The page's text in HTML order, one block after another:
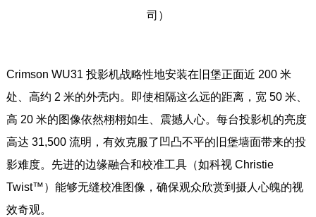
司）
Crimson WU31 投影机战略性地安装在旧堡正面近 200 米
处、高约 2 米的外壳内。即使相隔这么远的距离，宽 50 米、
高 20 米的图像依然栩栩如生、震撼人心。每台投影机的亮度
高达 31,500 流明，有效克服了凹凸不平的旧堡墙面带来的投
影难度。先进的边缘融合和校准工具（如科视 Christie
Twist™）能够无缝校准图像，确保观众欣赏到摄人心魄的视
效奇观。